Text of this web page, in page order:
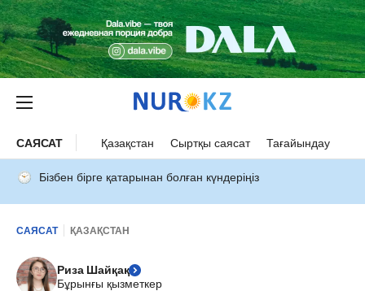
САЯСАТ Қазақстан Сыртқы саясат Тағайындау
Бізбен бірге қатарынан болған күндеріңіз
САЯСАТ ҚАЗАҚСТАН
Риза Шайқақ
Бұрынғы қызметкер